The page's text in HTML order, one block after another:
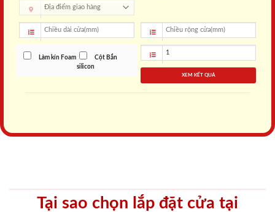
Làm kín Foam
Cột Bắn
silicon
XEM KẾT QUẢ
Tại sao chọn lắp đặt cửa tại